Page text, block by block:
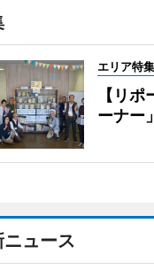
エリア特集
【リ
ーナー
ュース